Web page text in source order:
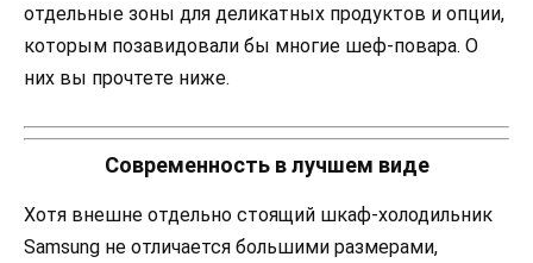
отдельные зоны для деликатных продуктов и опции,
которым позавидовали бы многие шеф-повара. О
них вы прочтете ниже.
Современность в лучшем виде
Хотя внешне отдельно стоящий шкаф-холодильник
Samsung не отличается большими размерами,